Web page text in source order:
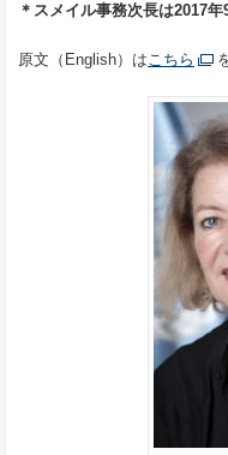
＊スメイル事務次長は2017年
原文（English）はこちら